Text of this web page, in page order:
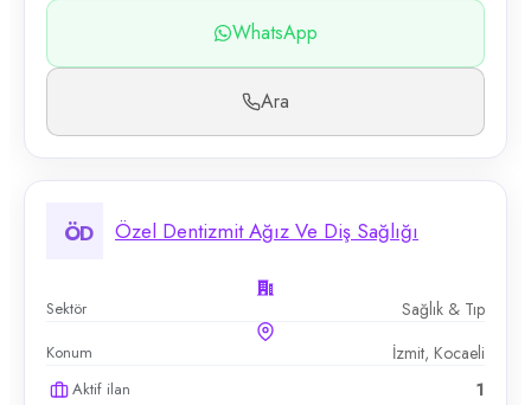
WhatsApp
Ara
ÖD Özel Dentizmit Ağız Ve Diş Sağlığı
Sektör Sağlık & Tıp
Konum İzmit, Kocaeli
Aktif ilan 1